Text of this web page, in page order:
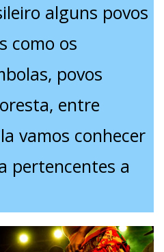
alguns povos
como os
povos
entre
vamos conhecer
pertencentes a